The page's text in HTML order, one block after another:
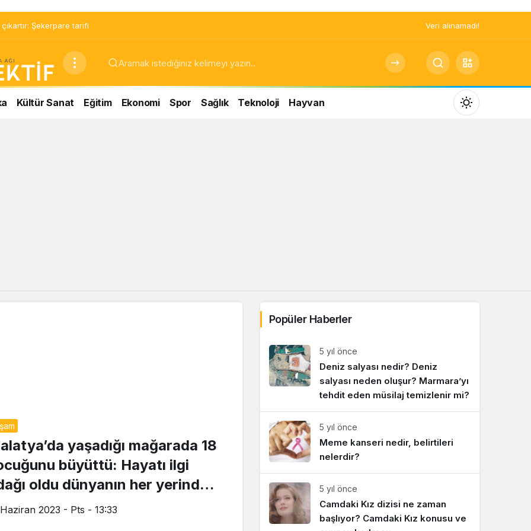
Şekerpare tarifi Veri alınamadı!
Kültür Sanat Eğitim Ekonomi Spor Sağlık Teknoloji Hayvan
Mod
değiştir
yaşadığı mağarada 18
büyüttü: Hayatı ilgi
oldu dünyanın her yerinden
geliyorlar
2023 - Pts - 13:33
Popüler Haberler
5 yıl önce
Deniz salyası nedir? Deniz
salyası neden oluşur? Marmara’yı
tehdit eden müsilaj temizlenir mi?
5 yıl önce
Meme kanseri nedir, belirtileri
nelerdir?
5 yıl önce
Camdaki Kız dizisi ne zaman
başlıyor? Camdaki Kız konusu ve